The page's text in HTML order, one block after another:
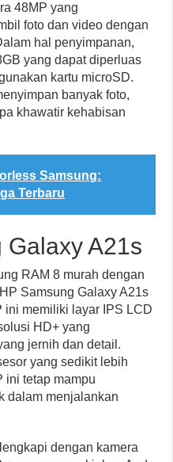
48MP yang
foto dan video dengan
hal penyimpanan,
yang dapat diperluas
kartu microSD.
banyak foto,
khawatir kehabisan
Samsung:
Terbaru
Galaxy A21s
RAM 8 murah dengan
Samsung Galaxy A21s
ini memiliki layar IPS LCD
HD+ yang
jernih dan detail.
yang sedikit lebih
ini tetap mampu
dalam menjalankan
dengan kamera